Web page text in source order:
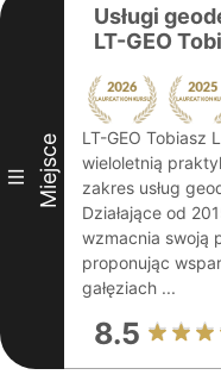
III Miejsce
Usługi
LT-GEO
LT-GEO Tobiasz
wieloletnią
zakres usług
Działające od
wzmacnia swoją
proponując
gałęziach ...
8.5